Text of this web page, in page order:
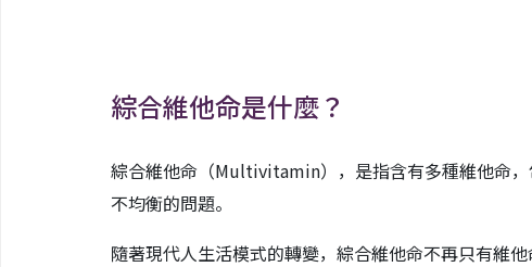
綜合維他命是什麼？
綜合維他命（Multivitamin），是指含有多種維他命，
不均衡的問題。
隨著現代人生活模式的轉變，綜合維他命不再只有維